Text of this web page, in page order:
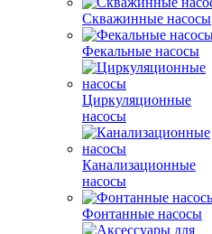
Скважинные насосы
Фекальные насосы
Циркуляционные
насосы
Канализационные
насосы
Фонтанные насосы